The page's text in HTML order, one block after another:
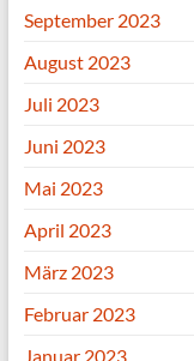
September 2023
August 2023
Juli 2023
Juni 2023
Mai 2023
April 2023
März 2023
Februar 2023
Januar 2023